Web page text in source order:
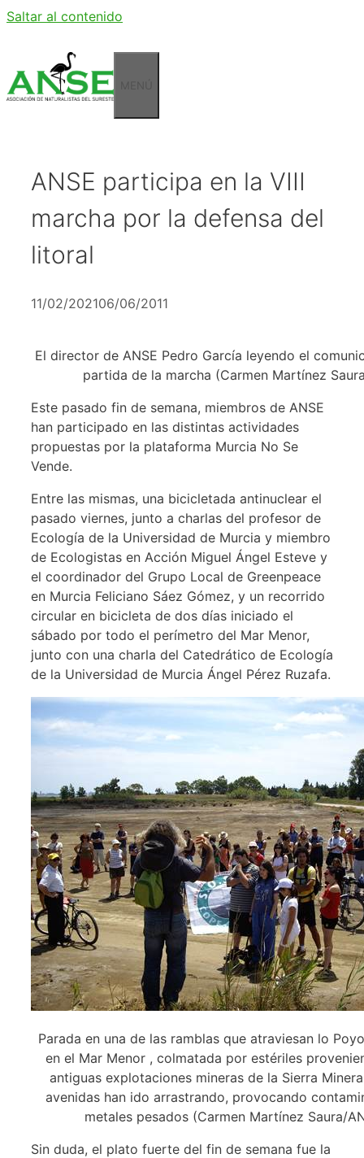
Saltar al contenido
ANSE participa en la VIII
marcha por la defensa del
litoral
11/02/202106/06/2011
El director de ANSE Pedro García leyendo el
partida de la marcha (Carmen Martínez
Este pasado fin de semana, miembros de ANSE
han participado en las distintas actividades
propuestas por la plataforma Murcia No Se
Vende.
Entre las mismas, una bicicletada antinuclear el
pasado viernes, junto a charlas del profesor de
Ecología de la Universidad de Murcia y miembro
de Ecologistas en Acción Miguel Ángel Esteve y
el coordinador del Grupo Local de Greenpeace
en Murcia Feliciano Sáez Gómez, y un recorrido
circular en bicicleta de dos días iniciado el
sábado por todo el perímetro del Mar Menor,
junto con una charla del Catedrático de Ecología
de la Universidad de Murcia Ángel Pérez Ruzafa.
Parada en una de las ramblas que atraviesan lo
en el Mar Menor , colmatada por estériles
antiguas explotaciones mineras de la Sierra
avenidas han ido arrastrando, provocando
metales pesados (Carmen Martínez Saura/
Sin duda, el plato fuerte del fin de semana fue la